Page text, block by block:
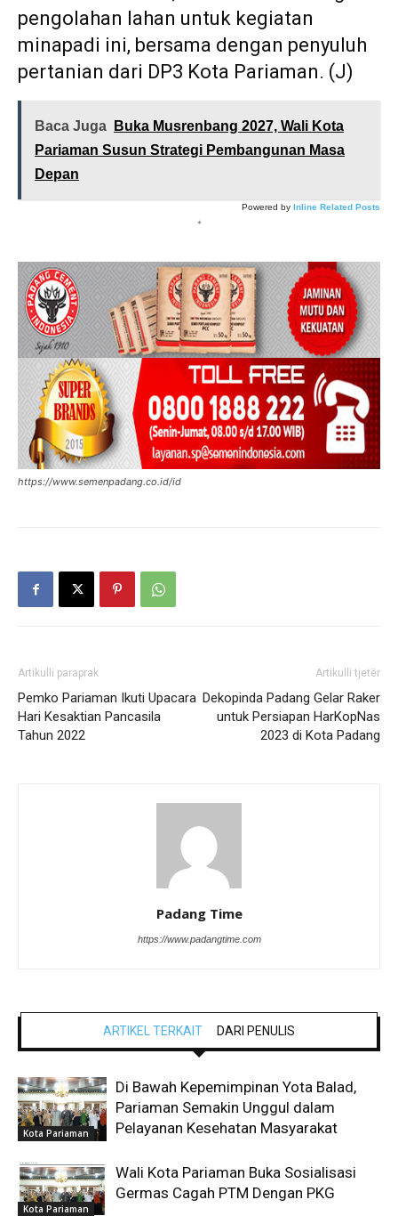
pengolahan lahan untuk kegiatan
minapadi ini, bersama dengan penyuluh
pertanian dari DP3 Kota Pariaman. (J)
Baca Juga
Buka Musrenbang 2027, Wali Kota
Pariaman Susun Strategi Pembangunan Masa
Depan
Powered by Inline Related Posts
*
https://www.semenpadang.co.id/id
Artikulli paraprak
Pemko Pariaman Ikuti Upacara
Hari Kesaktian Pancasila
Tahun 2022
Artikulli tjetër
Dekopinda Padang Gelar Raker
untuk Persiapan HarKopNas
2023 di Kota Padang
Padang Time
https://www.padangtime.com
ARTIKEL TERKAIT DARI PENULIS
Kota Pariaman
Di Bawah Kepemimpinan Yota Balad,
Pariaman Semakin Unggul dalam
Pelayanan Kesehatan Masyarakat
Kota Pariaman
Wali Kota Pariaman Buka Sosialisasi
Germas Cagah PTM Dengan PKG